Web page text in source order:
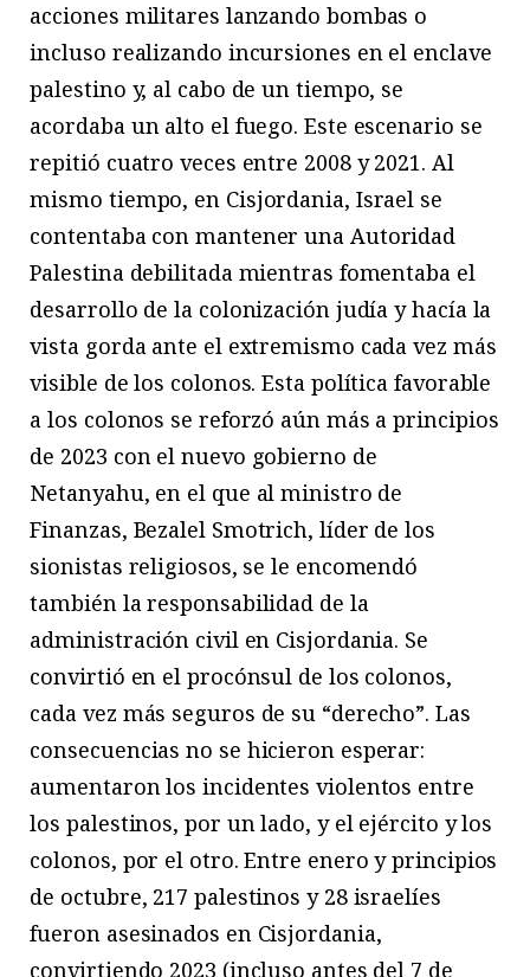
acciones militares lanzando bombas o
incluso realizando incursiones en el enclave
palestino y, al cabo de un tiempo, se
acordaba un alto el fuego. Este escenario se
repitió cuatro veces entre 2008 y 2021. Al
mismo tiempo, en Cisjordania, Israel se
contentaba con mantener una Autoridad
Palestina debilitada mientras fomentaba el
desarrollo de la colonización judía y hacía la
vista gorda ante el extremismo cada vez más
visible de los colonos. Esta política favorable
a los colonos se reforzó aún más a principios
de 2023 con el nuevo gobierno de
Netanyahu, en el que al ministro de
Finanzas, Bezalel Smotrich, líder de los
sionistas religiosos, se le encomendó
también la responsabilidad de la
administración civil en Cisjordania. Se
convirtió en el procónsul de los colonos,
cada vez más seguros de su “derecho”. Las
consecuencias no se hicieron esperar:
aumentaron los incidentes violentos entre
los palestinos, por un lado, y el ejército y los
colonos, por el otro. Entre enero y principios
de octubre, 217 palestinos y 28 israelíes
fueron asesinados en Cisjordania,
convirtiendo 2023 (incluso antes del 7 de